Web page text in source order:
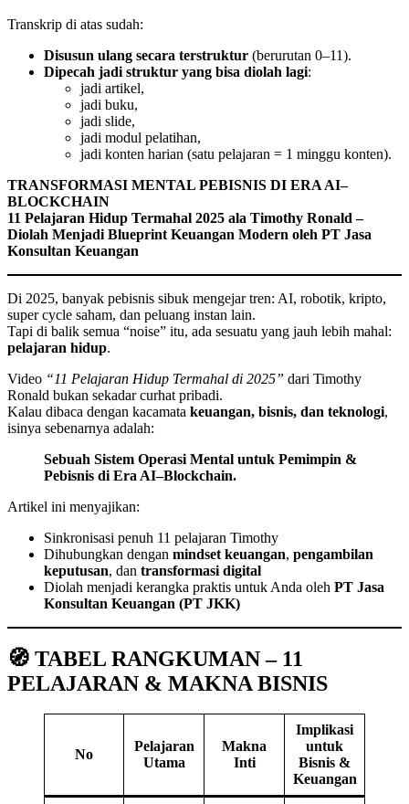
Transkrip di atas sudah:
Disusun ulang secara terstruktur (berurutan 0–11).
Dipecah jadi struktur yang bisa diolah lagi:
jadi artikel,
jadi buku,
jadi slide,
jadi modul pelatihan,
jadi konten harian (satu pelajaran = 1 minggu konten).
TRANSFORMASI MENTAL PEBISNIS DI ERA AI–
BLOCKCHAIN
11 Pelajaran Hidup Termahal 2025 ala Timothy Ronald –
Diolah Menjadi Blueprint Keuangan Modern oleh PT Jasa
Konsultan Keuangan
Di 2025, banyak pebisnis sibuk mengejar tren: AI, robotik, kripto,
super cycle saham, dan peluang instan lain.
Tapi di balik semua “noise” itu, ada sesuatu yang jauh lebih mahal:
pelajaran hidup.
Video “11 Pelajaran Hidup Termahal di 2025” dari Timothy
Ronald bukan sekadar curhat pribadi.
Kalau dibaca dengan kacamata keuangan, bisnis, dan teknologi,
isinya sebenarnya adalah:
Sebuah Sistem Operasi Mental untuk Pemimpin &
Pebisnis di Era AI–Blockchain.
Artikel ini menyajikan:
Sinkronisasi penuh 11 pelajaran Timothy
Dihubungkan dengan mindset keuangan, pengambilan
keputusan, dan transformasi digital
Diolah menjadi kerangka praktis untuk Anda oleh PT Jasa
Konsultan Keuangan (PT JKK)
🧭 TABEL RANGKUMAN – 11
PELAJARAN & MAKNA BISNIS
No
Pelajaran
Utama
Makna
Inti
Implikasi
untuk
Bisnis &
Keuangan